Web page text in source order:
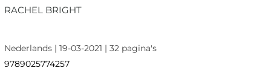
RACHEL BRIGHT
Nederlands | 19-03-2021 | 32 pagina's
9789025774257